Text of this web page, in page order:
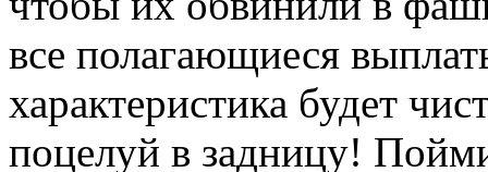
все полагающиеся
характеристика будет
поцелуй в задницу!